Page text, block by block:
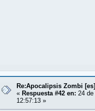
Re:Apocalipsis Zombi [es]
« Respuesta #42 en: 24
12:57:13 »